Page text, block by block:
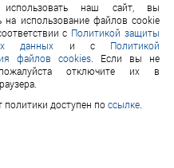
использовать наш сайт, вы
на использование файлов cookie
с Политикой защиты
данных и с Политикой
файлов cookies . Если вы не
отключите их в
политики доступен поссылке